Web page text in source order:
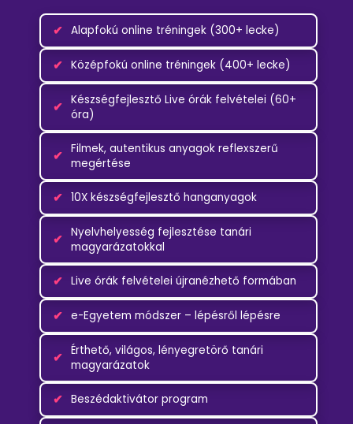
✔ Alapfokú online tréningek (300+ lecke)
✔ Középfokú online tréningek (400+ lecke)
✔ Készségfejlesztő Live órák felvételei (60+
óra)
✔ Filmek, autentikus anyagok reflexszerű
megértése
✔ 10X készségfejlesztő hanganyagok
✔ Nyelvhelyesség fejlesztése tanári
magyarázatokkal
✔ Live órák felvételei újranézhető formában
✔ e-Egyetem módszer – lépésről lépésre
✔ Érthető, világos, lényegretörő tanári
magyarázatok
✔ Beszédaktivátor program